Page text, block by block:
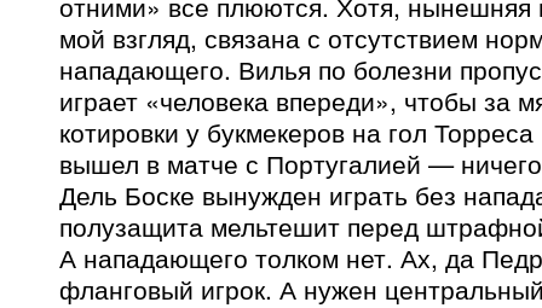
мой взгляд, связана с отсутствием
нападающего. Вилья по болезни
играет «человека впереди», чтобы за
котировки у букмекеров на гол
вышел в матче с Португалией —
Дель Боске вынужден играть без
полузащита мельтешит перед
А нападающего толком нет. Ах, да
фланговый игрок. А нужен